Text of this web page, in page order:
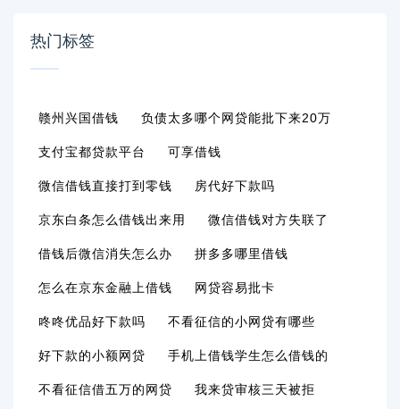
热门标签
赣州兴国借钱 负债太多哪个网贷能批下来20万
支付宝都贷款平台 可享借钱
微信借钱直接打到零钱 房代好下款吗
京东白条怎么借钱出来用 微信借钱对方失联了
借钱后微信消失怎么办 拼多多哪里借钱
怎么在京东金融上借钱 网贷容易批卡
咚咚优品好下款吗 不看征信的小网贷有哪些
好下款的小额网贷 手机上借钱学生怎么借钱的
不看征信借五万的网贷 我来贷审核三天被拒